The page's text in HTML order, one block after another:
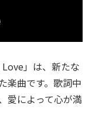
」は、新たな
楽曲です。歌詞中
愛によって心が満